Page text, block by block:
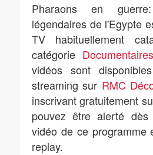
Pharaons en
légendaires de l'Egypte
TV habituellement
catégorie Documentaires
vidéos sont
streaming sur RMC
inscrivant gratuitement
pouvez être alerté dès
vidéo de ce programme
replay.